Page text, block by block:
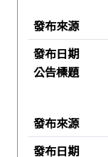
發布來源
發布日期
公告標題
發布來源
發布日期